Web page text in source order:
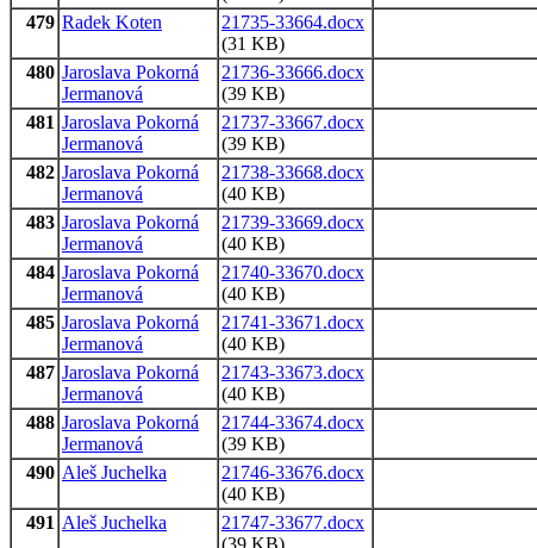
479 Radek Koten
21735-33664.docx
(31 KB)
480 Jaroslava Pokorná
Jermanová
21736-33666.docx
(39 KB)
481 Jaroslava Pokorná
Jermanová
21737-33667.docx
(39 KB)
482 Jaroslava Pokorná
Jermanová
21738-33668.docx
(40 KB)
483 Jaroslava Pokorná
Jermanová
21739-33669.docx
(40 KB)
484 Jaroslava Pokorná
Jermanová
21740-33670.docx
(40 KB)
485 Jaroslava Pokorná
Jermanová
21741-33671.docx
(40 KB)
487 Jaroslava Pokorná
Jermanová
21743-33673.docx
(40 KB)
488 Jaroslava Pokorná
Jermanová
21744-33674.docx
(39 KB)
490 Aleš Juchelka
21746-33676.docx
(40 KB)
491 Aleš Juchelka
21747-33677.docx
(39 KB)